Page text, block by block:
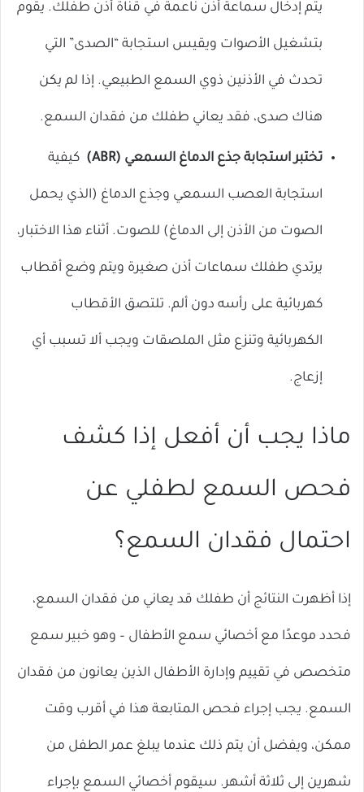
يتم إدخال سماعة أذن ناعمة في قناة أذن طفلك. يقوم
بتشغيل الأصوات ويقيس استجابة “الصدى” التي
تحدث في الأذنين ذوي السمع الطبيعي. إذا لم يكن
هناك صدى، فقد يعاني طفلك من فقدان السمع.
تختبر استجابة جذع الدماغ السمعي (ABR) كيفية
استجابة العصب السمعي وجذع الدماغ (الذي يحمل
الصوت من الأذن إلى الدماغ) للصوت. أثناء هذا الاختبار،
يرتدي طفلك سماعات أذن صغيرة ويتم وضع أقطاب
كهربائية على رأسه دون ألم. تلتصق الأقطاب
الكهربائية وتنزع مثل الملصقات ويجب ألا تسبب أي
إزعاج.
ماذا يجب أن أفعل إذا كشف
فحص السمع لطفلي عن
احتمال فقدان السمع؟
إذا أظهرت النتائج أن طفلك قد يعاني من فقدان السمع،
فحدد موعدًا مع أخصائي سمع الأطفال – وهو خبير سمع
متخصص في تقييم وإدارة الأطفال الذين يعانون من فقدان
السمع. يجب إجراء فحص المتابعة هذا في أقرب وقت
ممكن، ويفضل أن يتم ذلك عندما يبلغ عمر الطفل من
شهرين إلى ثلاثة أشهر. سيقوم أخصائي السمع بإجراء